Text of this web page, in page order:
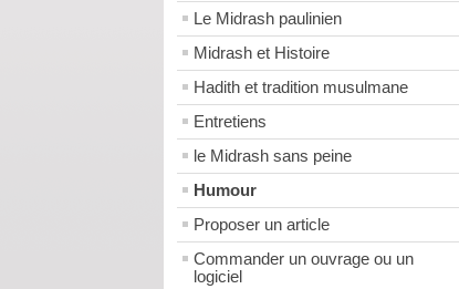
Le Midrash paulinien
Midrash et Histoire
Hadith et tradition musulmane
Entretiens
le Midrash sans peine
Humour
Proposer un article
Commander un ouvrage ou un
logiciel